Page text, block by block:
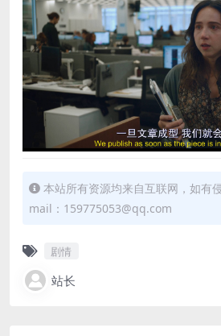
本站所有资源均来自互联网，如有
mail：159775053@qq.com
剧情
站长